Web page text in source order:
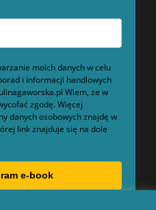
moich danych w celu
i informacji handlowych
Wiem, że w
zgodę. Więcej
danych osobowych znajdę w
link znajduje się na dole
e-book